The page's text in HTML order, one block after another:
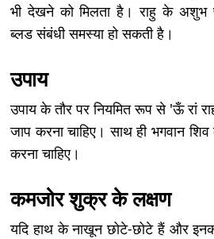
भी देखने को मिलता है। राहु के अशुभ
ब्लड संबंधी समस्या हो सकती है।
उपाय
उपाय के तौर पर नियमित रूप से 'ऊँ रां
जाप करना चाहिए। साथ ही भगवान
करना चाहिए।
कमजोर शुक्र के लक्षण
यदि हाथ के नाखून छोटे-छोटे हैं और